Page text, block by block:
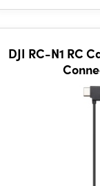
DJI RC-N1 RC